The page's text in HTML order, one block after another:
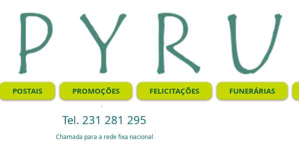
POSTAIS PROMOÇÕES FELICITAÇÕES FUNERÁRIAS
.
Tel. 231 281 295
Chamada para a rede fixa nacional